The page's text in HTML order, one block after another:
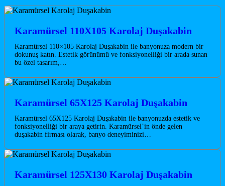
Karamürsel 110X105 Karolaj Duşakabin
Karamürsel 110×105 Karolaj Duşakabin ile banyonuza modern bir
dokunuş katın. Estetik görünümü ve fonksiyonelliği bir arada sunan
bu özel tasarım,…
Karamürsel 65X125 Karolaj Duşakabin
Karamürsel 65X125 Karolaj Duşakabin ile banyonuzda estetik ve
fonksiyonelliği bir araya getirin. Karamürsel’in önde gelen
duşakabin firması olarak, banyo deneyiminizi…
Karamürsel 125X130 Karolaj Duşakabin